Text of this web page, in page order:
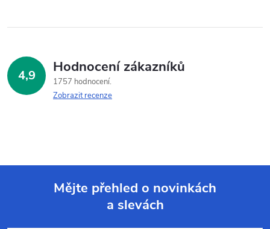
4,9 Hodnocení zákazníků
1757 hodnocení
Zobrazit recenze
Mějte přehled o novinkách
a slevách